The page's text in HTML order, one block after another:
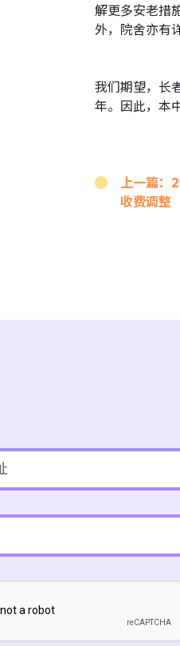
解更多安老措
外，院舍亦有
我们期望，长
年。因此，本
上一篇：
收费调整